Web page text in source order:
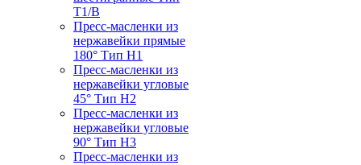
T1/B
Пресс-масленки из
нержавейки прямые
180° Тип H1
Пресс-масленки из
нержавейки угловые
45° Тип H2
Пресс-масленки из
нержавейки угловые
90° Тип H3
Пресс-масленки из